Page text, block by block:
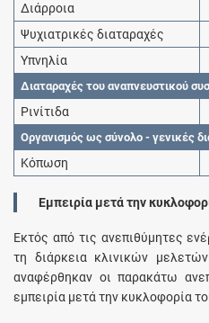
Διάρροια
Ψυχιατρικές διαταραχές
Υπνηλία
Διαταραχές του αναπνευστικού
Ρινίτιδα
Οργανισμός ως σύνολο - γενικές
Κόπωση
Εμπειρία μετά την
Εκτός από τις ανεπιθύμητες
τη διάρκεια κλινικών
αναφέρθηκαν οι παρακάτω
εμπειρία μετά την κυκλοφορία